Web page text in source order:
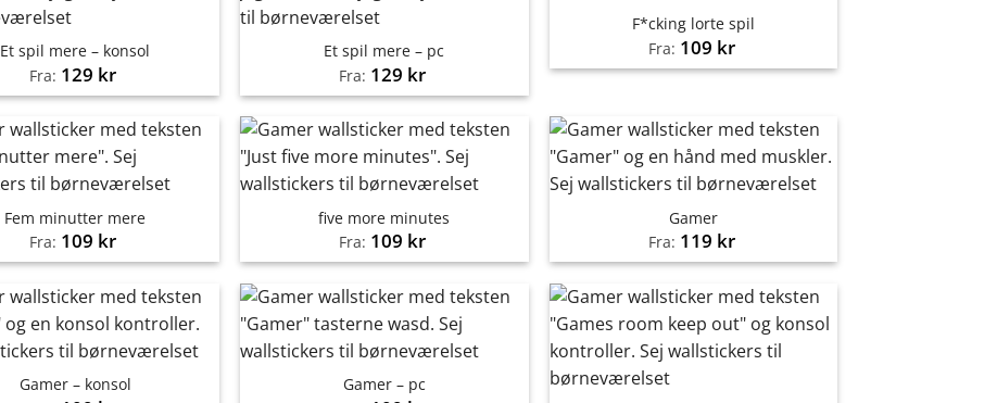
Et spil mere – konsol
Fra: 129 kr
Et spil mere – pc
Fra: 129 kr
F*cking lorte spil
Fra: 109 kr
Fem minutter mere
Fra: 109 kr
five more minutes
Fra: 109 kr
Gamer
Fra: 119 kr
Gamer – konsol
Gamer – pc